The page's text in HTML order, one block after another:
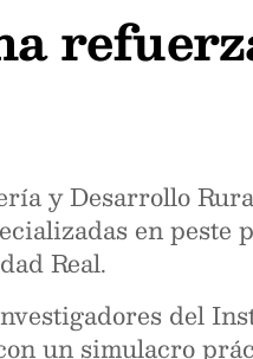
y Desarrollo
en
Real.
del
un simulacro